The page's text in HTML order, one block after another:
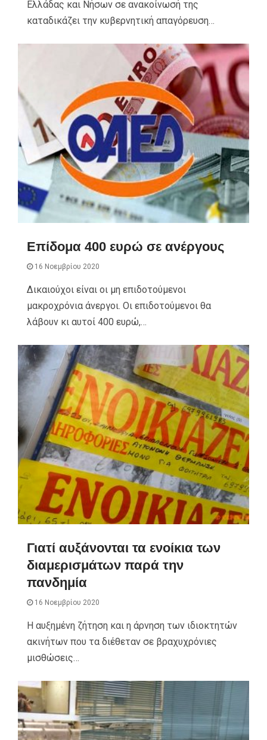
Ελλάδας και Νήσων σε ανακοίνωσή της
καταδικάζει την κυβερνητική απαγόρευση…
Επίδομα 400 ευρώ σε ανέργους
16 Νοεμβρίου 2020
Δικαιούχοι είναι οι μη επιδοτούμενοι
μακροχρόνια άνεργοι. Οι επιδοτούμενοι θα
λάβουν κι αυτοί 400 ευρώ,…
Γιατί αυξάνονται τα ενοίκια των
διαμερισμάτων παρά την
πανδημία
16 Νοεμβρίου 2020
Η αυξημένη ζήτηση και η άρνηση των ιδιοκτητών
ακινήτων που τα διέθεταν σε βραχυχρόνιες
μισθώσεις…